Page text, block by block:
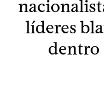
líderes
dentro